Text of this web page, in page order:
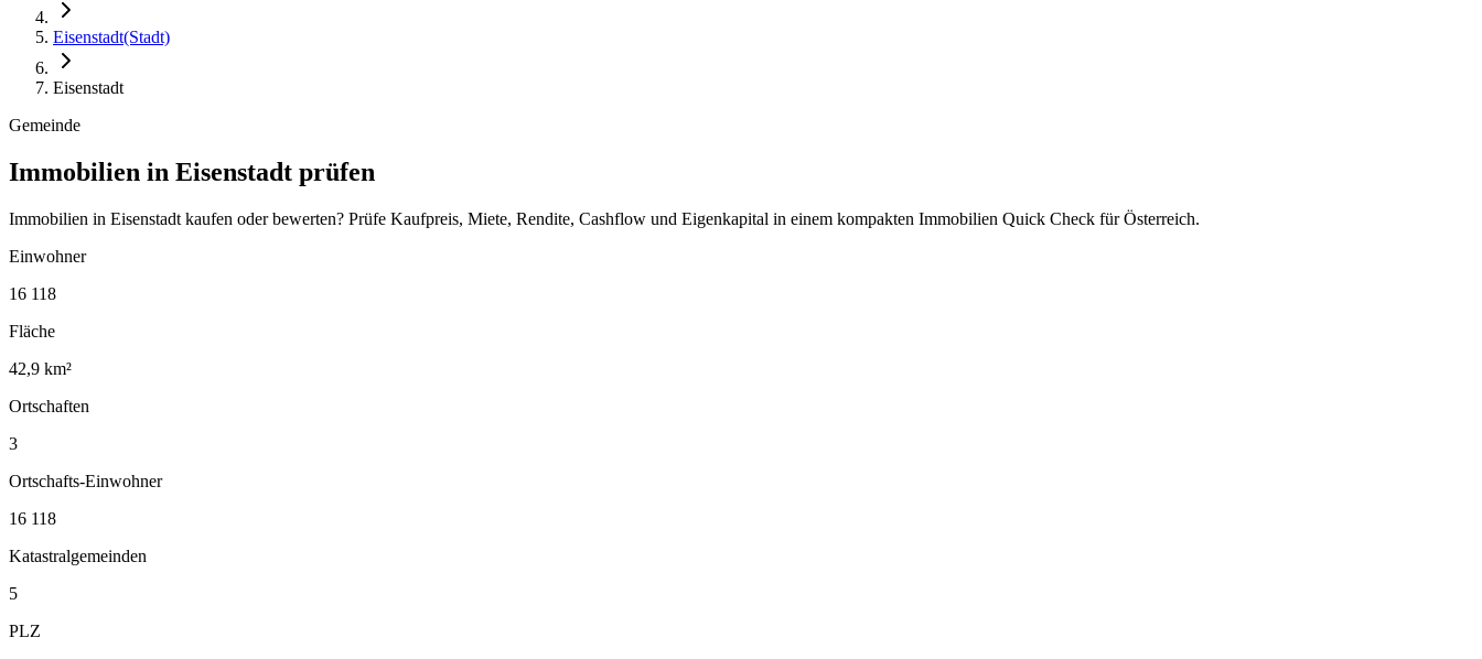
Eisenstadt(Stadt)
Eisenstadt
Gemeinde
Immobilien in Eisenstadt prüfen
Immobilien in Eisenstadt kaufen oder bewerten? Prüfe Kaufpreis, Miete, Rendite, Cashflow und Eigenkapital in einem kompakten Immobilien Quick Check für Österreich.
Einwohner
16 118
Fläche
42,9 km²
Ortschaften
3
Ortschafts-Einwohner
16 118
Katastralgemeinden
5
PLZ